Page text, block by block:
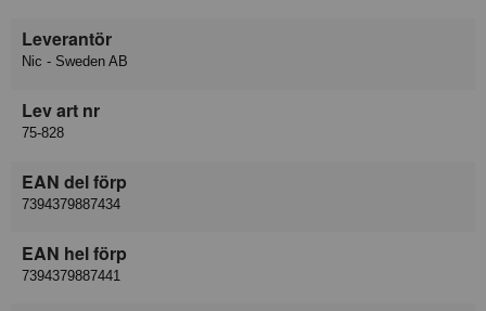
Leverantör
Nic - Sweden AB
Lev art nr
75-828
EAN del förp
7394379887434
EAN hel förp
7394379887441